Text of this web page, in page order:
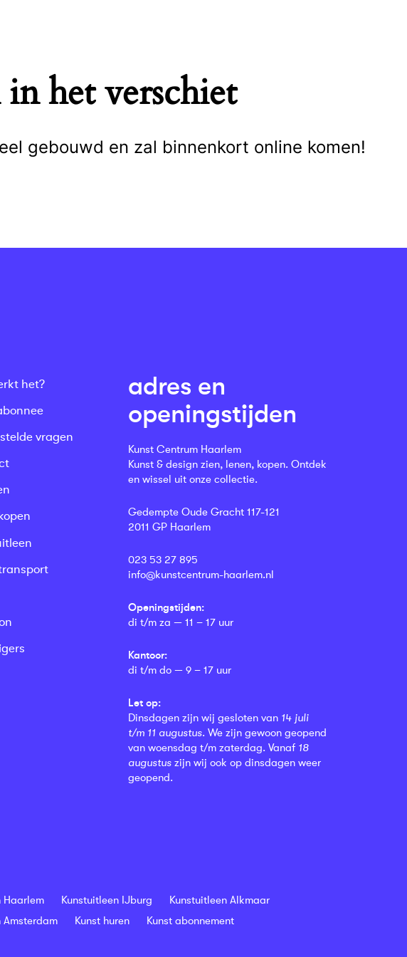
het verschiet
gebouwd en zal binnenkort online komen!
het?
vragen
adres en
openingstijden
Kunst Centrum Haarlem
Kunst & design zien, lenen, kopen. Ontdek
en wissel uit onze collectie.
Gedempte Oude Gracht 117-121
2011 GP Haarlem
023 53 27 895
info@kunstcentrum-haarlem.nl
Openingstijden:
di t/m za — 11 – 17 uur
Kantoor:
di t/m do — 9 – 17 uur
Let op:
Dinsdagen zijn wij gesloten van 14 juli
t/m 11 augustus. We zijn gewoon geopend
van woensdag t/m zaterdag. Vanaf 18
augustus zijn wij ook op dinsdagen weer
geopend.
Haarlem Kunstuitleen IJburg
Kunstuitleen Alkmaar
Amsterdam
Kunst huren Kunst abonnement